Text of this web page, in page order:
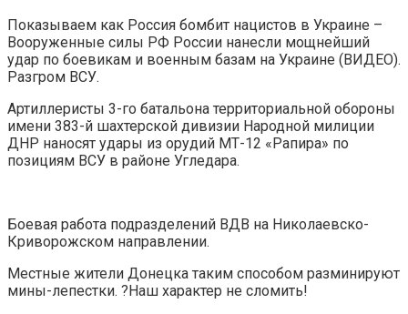
Показываем как Россия бомбит нацистов в Украине –
Вооруженные силы РФ России нанесли мощнейший
удар по боевикам и военным базам на Украине (ВИДЕО).
Разгром ВСУ.
Артиллеристы 3-го батальона территориальной обороны
имени 383-й шахтерской дивизии Народной милиции
ДНР наносят удары из орудий МТ-12 «Рапира» по
позициям ВСУ в районе Угледара.
Боевая работа подразделений ВДВ на Николаевско-
Криворожском направлении.
Местные жители Донецка таким способом разминируют
мины-лепестки. ?Наш характер не сломить!